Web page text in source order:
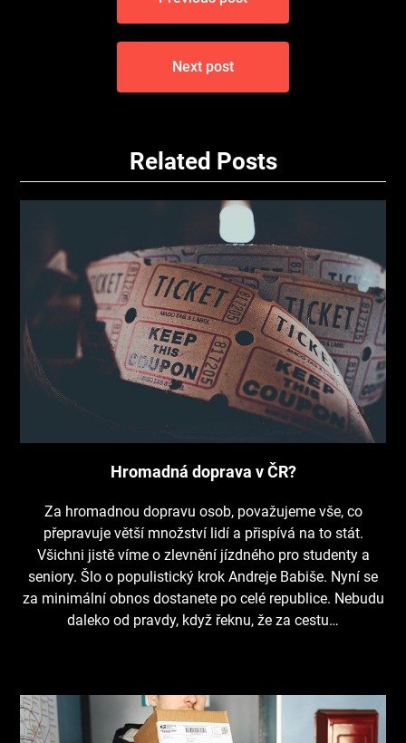
příspěvek
Next post
Related Posts
Hromadná doprava v ČR?
Za hromadnou dopravu osob, považujeme vše, co
přepravuje větší množství lidí a přispívá na to stát.
Všichni jistě víme o zlevnění jízdného pro studenty a
seniory. Šlo o populistický krok Andreje Babiše. Nyní se
za minimální obnos dostanete po celé republice. Nebudu
daleko od pravdy, když řeknu, že za cestu…